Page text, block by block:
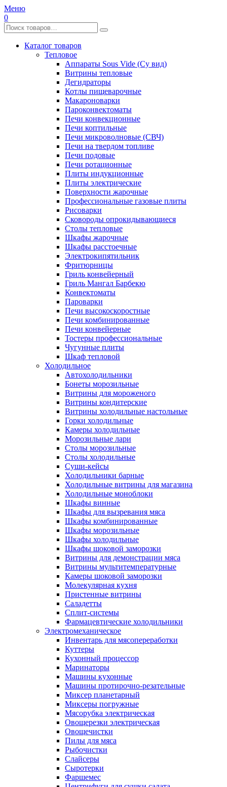
Меню
0
Каталог товаров
Тепловое
Аппараты Sous Vide (Су вид)
Витрины тепловые
Дегидраторы
Котлы пищеварочные
Макароноварки
Пароконвектоматы
Печи конвекционные
Печи коптильные
Печи микроволновые (СВЧ)
Печи на твердом топливе
Печи подовые
Печи ротационные
Плиты индукционные
Плиты электрические
Поверхности жарочные
Профессиональные газовые плиты
Рисоварки
Сковороды опрокидывающиеся
Столы тепловые
Шкафы жарочные
Шкафы расстоечные
Электрокипятильник
Фритюрницы
Гриль конвейерный
Гриль Мангал Барбекю
Конвектоматы
Пароварки
Печи высокоскоростные
Печи комбинированные
Печи конвейерные
Тостеры профессиональные
Чугунные плиты
Шкаф тепловой
Холодильное
Автохолодильники
Бонеты морозильные
Витрины для мороженого
Витрины кондитерские
Витрины холодильные настольные
Горки холодильные
Камеры холодильные
Морозильные лари
Столы морозильные
Столы холодильные
Суши-кейсы
Холодильники барные
Холодильные витрины для магазина
Холодильные моноблоки
Шкафы винные
Шкафы для вызревания мяса
Шкафы комбинированные
Шкафы морозильные
Шкафы холодильные
Шкафы шоковой заморозки
Витрины для демонстрации мяса
Витрины мультитемпературные
Камеры шоковой заморозки
Молекулярная кухня
Пристенные витрины
Саладетты
Сплит-системы
Фармацевтические холодильники
Электромеханическое
Инвентарь для мясопереработки
Куттеры
Кухонный процессор
Маринаторы
Машины кухонные
Машины протирочно-резательные
Миксер планетарный
Миксеры погружные
Мясорубка электрическая
Овощерезки электрическая
Овощечистки
Пилы для мяса
Рыбочистки
Слайсеры
Сыротерки
Фаршемес